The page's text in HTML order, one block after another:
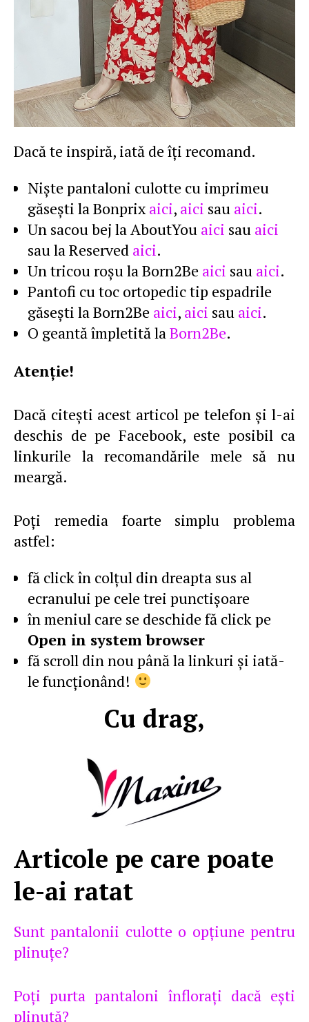
Dacă te inspiră, iată de îţi recomand.
Nişte pantaloni culotte cu imprimeu
găseşti la Bonprixaici, aici sau aici.
Un sacou bej la AboutYou aici sau aici
sau la Reserved aici.
Un tricou roşu la Born2Be aici sau aici.
Pantofi cu toc ortopedic tip espadrile
găseşti la Born2Be aici, aici sau aici.
O geantă împletită laBorn2Be.
Atenţie!
Dacă citeşti acest articol pe telefon şi l-ai
deschis de pe Facebook, este posibil ca
linkurile la recomandările mele să nu
meargă.
Poţi remedia foarte simplu problema
astfel:
fă click în colţul din dreapta sus al
ecranului pe cele trei punctişoare
în meniul care se deschide fă click pe
Open in system browser
fă scroll din nou până la linkuri şi iată-
le funcţionând!
Cu drag,
Articole pe care poate
le-ai ratat
Sunt pantalonii culotte o opţiune pentru
plinuţe?
Poţi purta pantaloni înfloraţi dacă eşti
plinuţă?